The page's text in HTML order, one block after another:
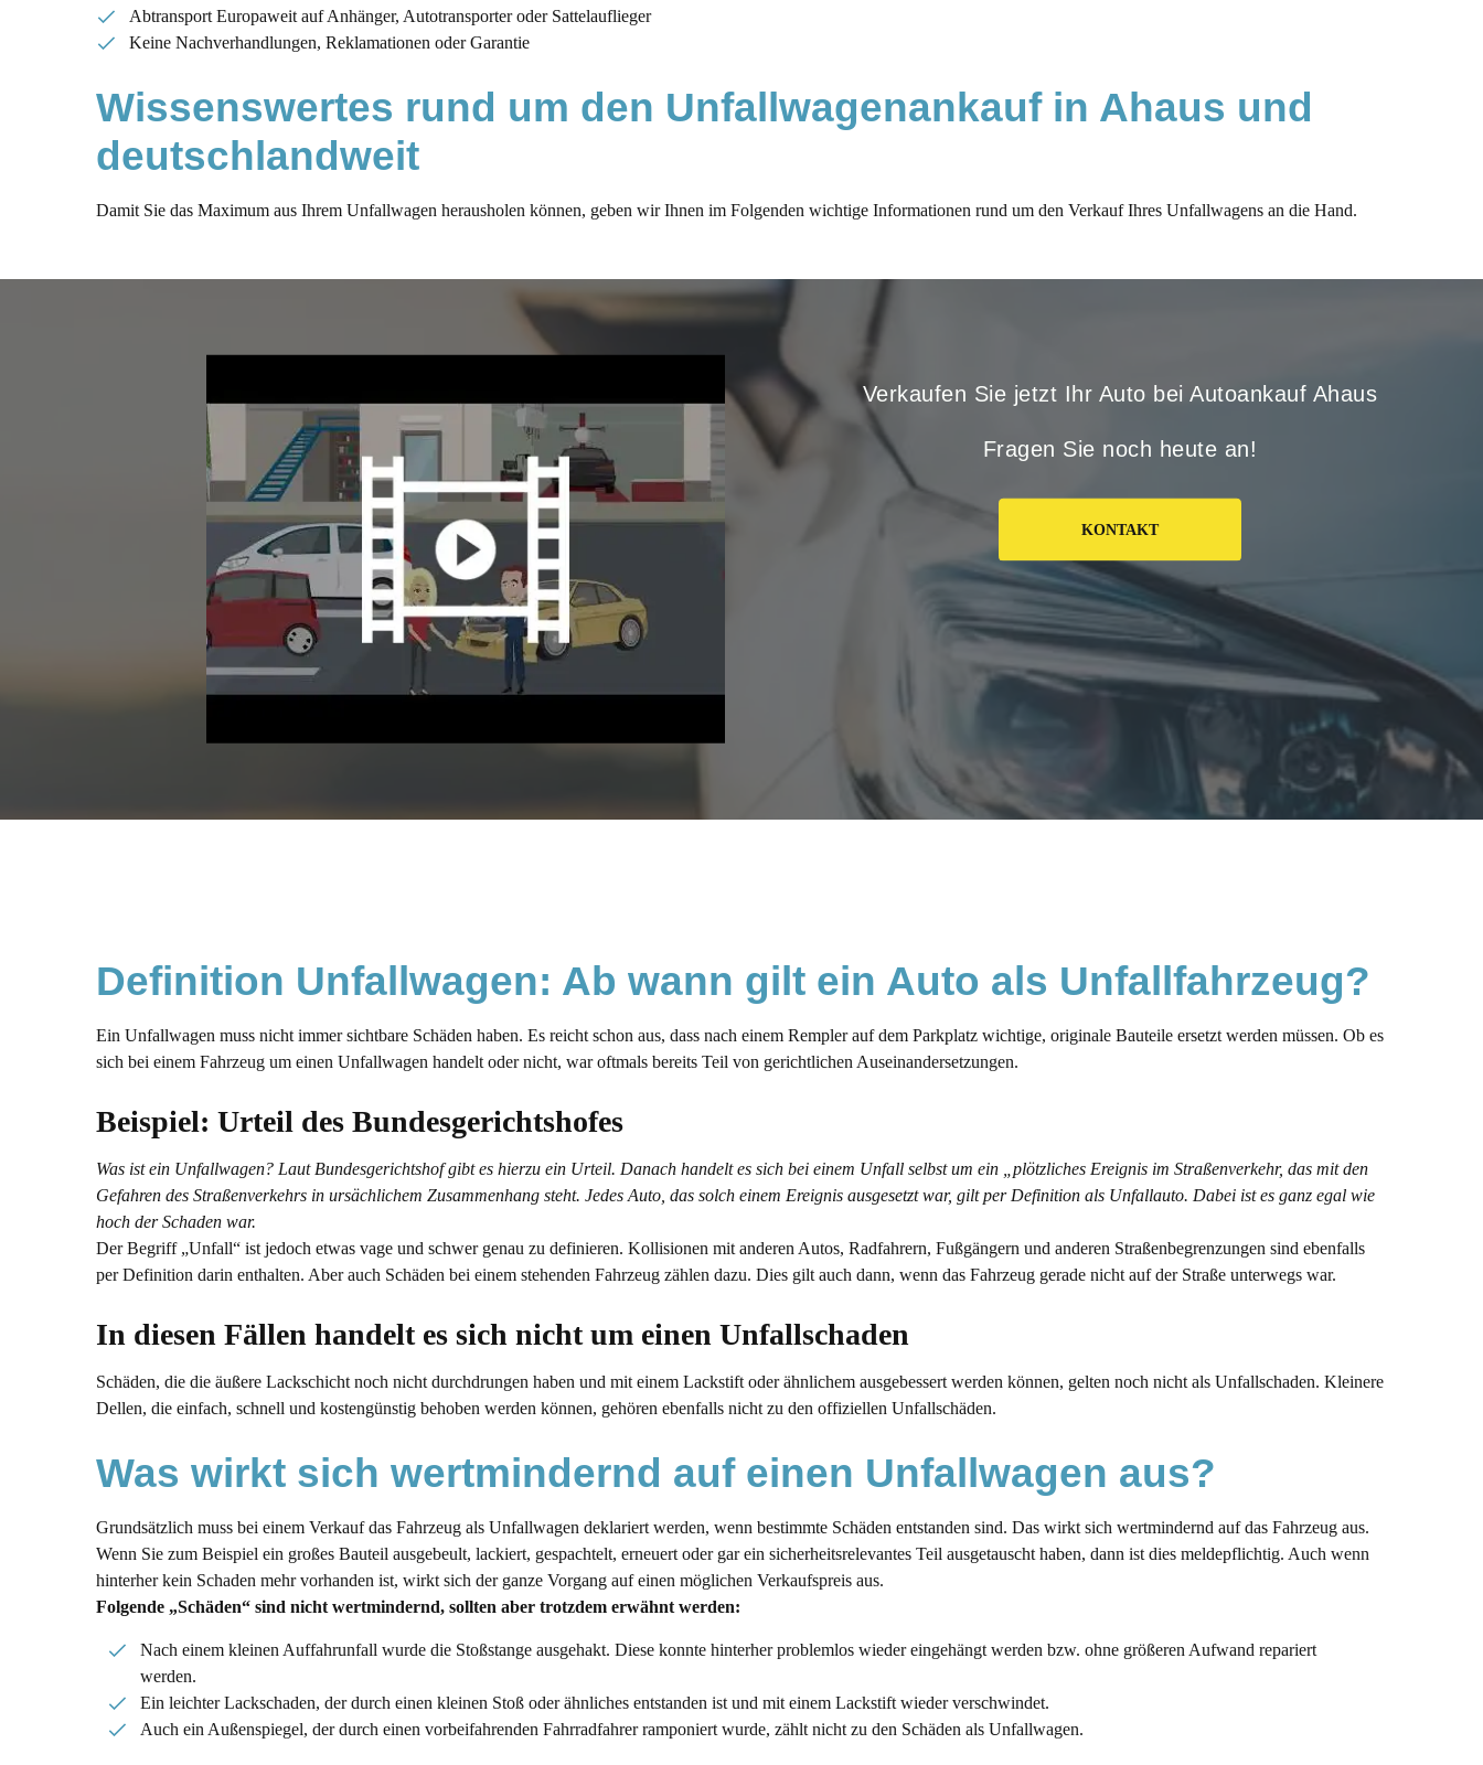
Abtransport Europaweit auf Anhänger, Autotransporter oder Sattelauflieger
Keine Nachverhandlungen, Reklamationen oder Garantie
Wissenswertes rund um den Unfallwagenankauf in Ahaus und
deutschlandweit
Damit Sie das Maximum aus Ihrem Unfallwagen herausholen können, geben wir Ihnen im Folgenden wichtige Informationen rund um den Verkauf Ihres Unfallwagens an die Hand.
Verkaufen Sie jetzt Ihr Auto bei Autoankauf Ahaus
Fragen Sie noch heute an!
KONTAKT
Definition Unfallwagen: Ab wann gilt ein Auto als Unfallfahrzeug?
Ein Unfallwagen muss nicht immer sichtbare Schäden haben. Es reicht schon aus, dass nach einem Rempler auf dem Parkplatz wichtige, originale Bauteile ersetzt werden müssen. Ob es
sich bei einem Fahrzeug um einen Unfallwagen handelt oder nicht, war oftmals bereits Teil von gerichtlichen Auseinandersetzungen.
Beispiel: Urteil des Bundesgerichtshofes
Was ist ein Unfallwagen? Laut Bundesgerichtshof gibt es hierzu ein Urteil. Danach handelt es sich bei einem Unfall selbst um ein „plötzliches Ereignis im Straßenverkehr, das mit den
Gefahren des Straßenverkehrs in ursächlichem Zusammenhang steht. Jedes Auto, das solch einem Ereignis ausgesetzt war, gilt per Definition als Unfallauto. Dabei ist es ganz egal wie
hoch der Schaden war.
Der Begriff „Unfall“ ist jedoch etwas vage und schwer genau zu definieren. Kollisionen mit anderen Autos, Radfahrern, Fußgängern und anderen Straßenbegrenzungen sind ebenfalls
per Definition darin enthalten. Aber auch Schäden bei einem stehenden Fahrzeug zählen dazu. Dies gilt auch dann, wenn das Fahrzeug gerade nicht auf der Straße unterwegs war.
In diesen Fällen handelt es sich nicht um einen Unfallschaden
Schäden, die die äußere Lackschicht noch nicht durchdrungen haben und mit einem Lackstift oder ähnlichem ausgebessert werden können, gelten noch nicht als Unfallschaden. Kleinere
Dellen, die einfach, schnell und kostengünstig behoben werden können, gehören ebenfalls nicht zu den offiziellen Unfallschäden.
Was wirkt sich wertmindernd auf einen Unfallwagen aus?
Grundsätzlich muss bei einem Verkauf das Fahrzeug als Unfallwagen deklariert werden, wenn bestimmte Schäden entstanden sind. Das wirkt sich wertmindernd auf das Fahrzeug aus.
Wenn Sie zum Beispiel ein großes Bauteil ausgebeult, lackiert, gespachtelt, erneuert oder gar ein sicherheitsrelevantes Teil ausgetauscht haben, dann ist dies meldepflichtig. Auch wenn
hinterher kein Schaden mehr vorhanden ist, wirkt sich der ganze Vorgang auf einen möglichen Verkaufspreis aus.
Folgende „Schäden“ sind nicht wertmindernd, sollten aber trotzdem erwähnt werden:
Nach einem kleinen Auffahrunfall wurde die Stoßstange ausgehakt. Diese konnte hinterher problemlos wieder eingehängt werden bzw. ohne größeren Aufwand repariert
werden.
Ein leichter Lackschaden, der durch einen kleinen Stoß oder ähnliches entstanden ist und mit einem Lackstift wieder verschwindet.
Auch ein Außenspiegel, der durch einen vorbeifahrenden Fahrradfahrer ramponiert wurde, zählt nicht zu den Schäden als Unfallwagen.